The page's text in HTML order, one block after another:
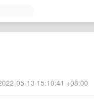
05-13 15:10:41 +08:00